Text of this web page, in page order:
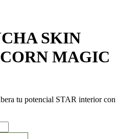
SKIN
MAGIC
tu potencial STAR interior con